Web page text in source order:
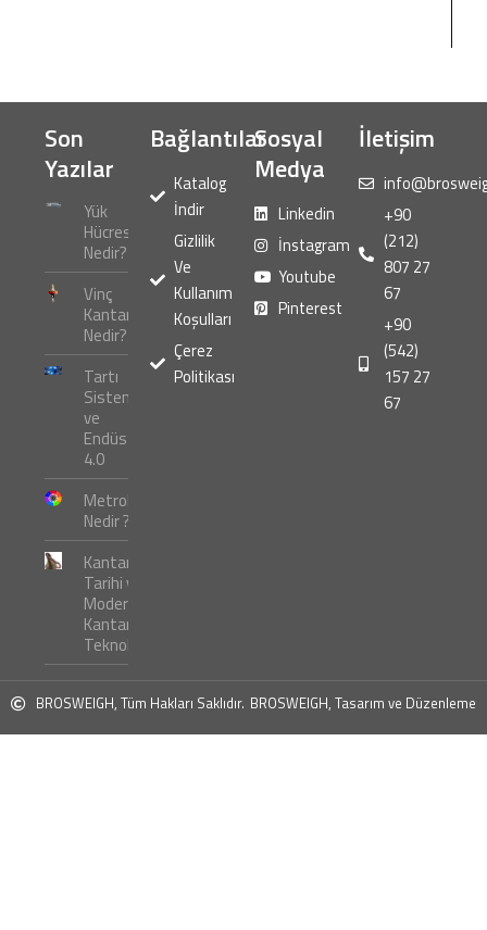
Son
Yazılar
Yük
Hücresi
Nedir?
Vinç
Kantarı
Nedir?
Tartı
Sistemleri
ve
Endüstri
4.0
Metroloji
Nedir ?
Kantar
Tarihi ve
Modern
Kantar
Teknolojileri
Bağlantılar
Katalog
İndir
Gizlilik
Ve
Kullanım
Koşulları
Çerez
Politikası
Sosyal
Medya
Linkedin
İnstagram
Youtube
Pinterest
İletişim
+90
(212)
807 27
67
+90
(542)
157 27
67
BROSWEIGH, Tüm Hakları Saklıdır. BROSWEIGH, Tasarım ve Düzenleme